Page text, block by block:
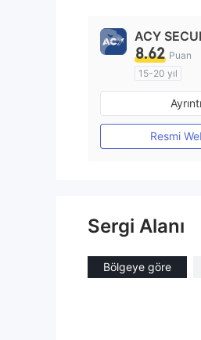
ACY
8.62 Puan
15-20 yıl
Pazar
MT4 Tam
Resmi
Sergi Alanı
Bölgeye göre